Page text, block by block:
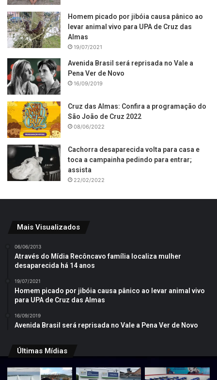
Homem picado por jibóia causa pânico ao
levar animal vivo para UPA de Cruz das
Almas
19/07/2021
Avenida Brasil será reprisada no Vale a
Pena Ver de Novo
16/09/2019
Cruz das Almas: Confira a programação do
São João de Cruz 2022
08/06/2022
Cachorra desaparecida volta para casa e
toca a campainha pedindo para entrar;
assista
22/02/2022
Mais Visualizados
06/06/2013
Através do Mídia Recôncavo família localiza mulher
desaparecida há 14 anos
19/07/2021
Homem picado por jibóia causa pânico ao levar animal vivo
para UPA de Cruz das Almas
16/09/2019
Avenida Brasil será reprisada no Vale a Pena Ver de Novo
Últimas Mídias